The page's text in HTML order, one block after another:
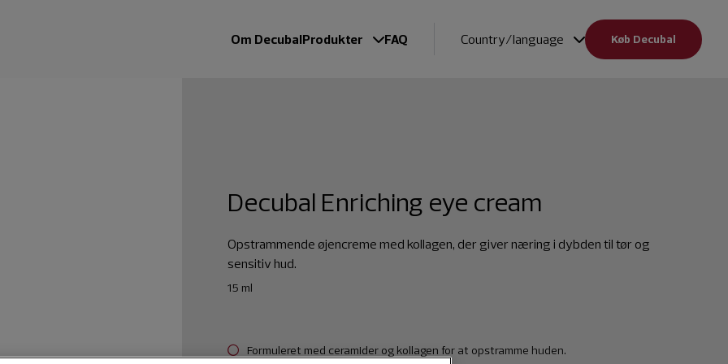
Om DecubalProdukter FAQ Country/language Køb Decubal
Decubal Enriching eye cream
Opstrammende øjencreme med kollagen, der giver næring i dybden til tør og
sensitiv hud.
15 ml
Formuleret med ceramider og kollagen for at opstramme huden.